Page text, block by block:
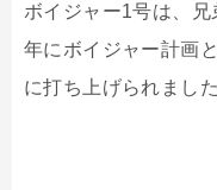
ボイジャー1号は、兄
年にボイジャー計画
に打ち上げられました